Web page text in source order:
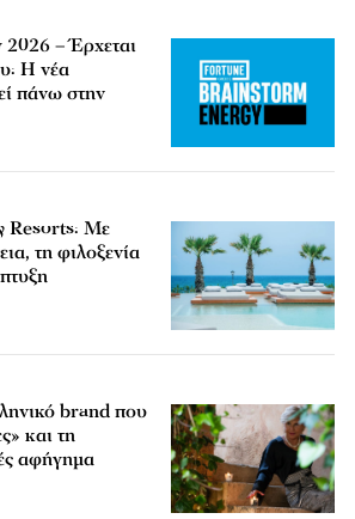
– Έρχεται
Η νέα
πάνω στην
Resorts: Με
τη φιλοξενία
brand που
και τη
αφήγημα